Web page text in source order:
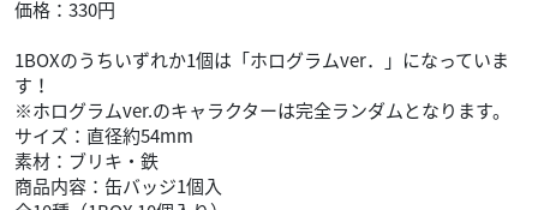
価格：330円
1BOXのうちいずれか1個は「ホログラムver．」になっていま
す！
※ホログラムver.のキャラクターは完全ランダムとなります。
サイズ：直径約54mm
素材：ブリキ・鉄
商品内容：缶バッジ1個入